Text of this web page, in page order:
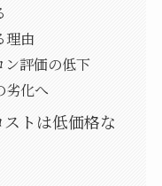
理由
ン評価の低下
劣化へ
トは低価格な